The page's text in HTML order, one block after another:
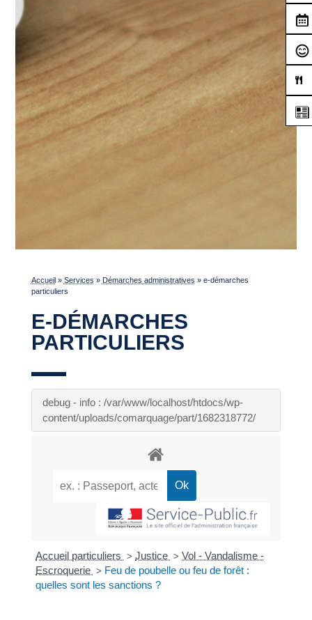
Accueil» Services » Démarches administratives » e-démarches
particuliers
E-DÉMARCHES
PARTICULIERS
debug - info : /var/www/localhost/htdocs/wp-
content/uploads/comarquage/part/1682318772/
Accueil particuliers > Justice > Vol - Vandalisme -
Escroquerie > Feu de poubelle ou feu de forêt :
quelles sont les sanctions ?